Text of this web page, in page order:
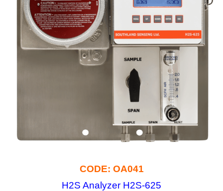
CODE: OA041
H2S Analyzer H2S-625